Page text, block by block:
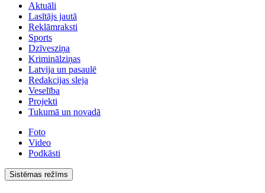
Aktuāli
Lasītājs jautā
Reklāmraksti
Sports
Dzīvesziņa
Kriminālziņas
Latvija un pasaulē
Redakcijas sleja
Veselība
Projekti
Tukumā un novadā
Foto
Video
Podkāsti
Sistēmas režīms